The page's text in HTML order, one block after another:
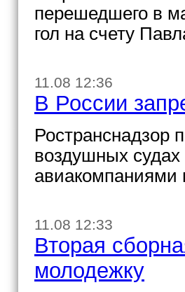
перешедшего в
гол на счету
11.08 12:36
В России
Ространснадзор
воздушных
11.08 12:33
Вторая
молодежку